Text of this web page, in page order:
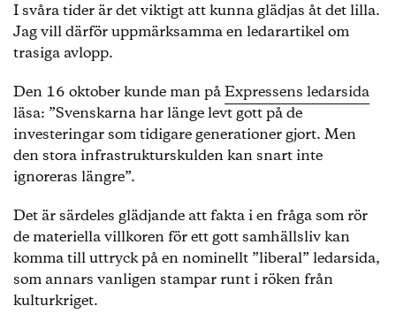
I svåra tider är det viktigt att kunna glädjas åt det lilla.
Jag vill därför uppmärksamma en ledarartikel om
trasiga avlopp.
Den 16 oktober kunde man påExpressens ledarsida
läsa: ”Svenskarna har länge levt gott på de
investeringar som tidigare generationer gjort. Men
den stora infrastrukturskulden kan snart inte
ignoreras längre”.
Det är särdeles glädjande att fakta i en fråga som rör
de materiella villkoren för ett gott samhällsliv kan
komma till uttryck på en nominellt ”liberal” ledarsida,
som annars vanligen stampar runt i röken från
kulturkriget.